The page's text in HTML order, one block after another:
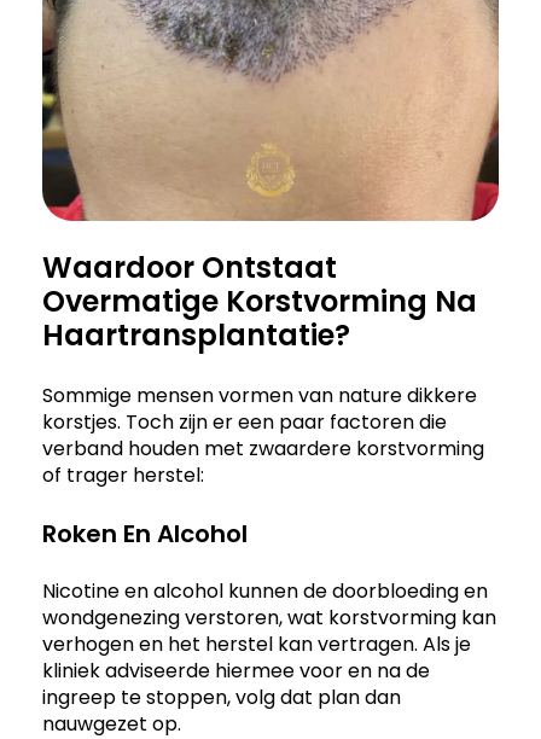
Waardoor Ontstaat
Overmatige Korstvorming Na
Haartransplantatie?
Sommige mensen vormen van nature dikkere
korstjes. Toch zijn er een paar factoren die
verband houden met zwaardere korstvorming
of trager herstel:
Roken En Alcohol
Nicotine en alcohol kunnen de doorbloeding en
wondgenezing verstoren, wat korstvorming kan
verhogen en het herstel kan vertragen. Als je
kliniek adviseerde hiermee voor en na de
ingreep te stoppen, volg dat plan dan
nauwgezet op.